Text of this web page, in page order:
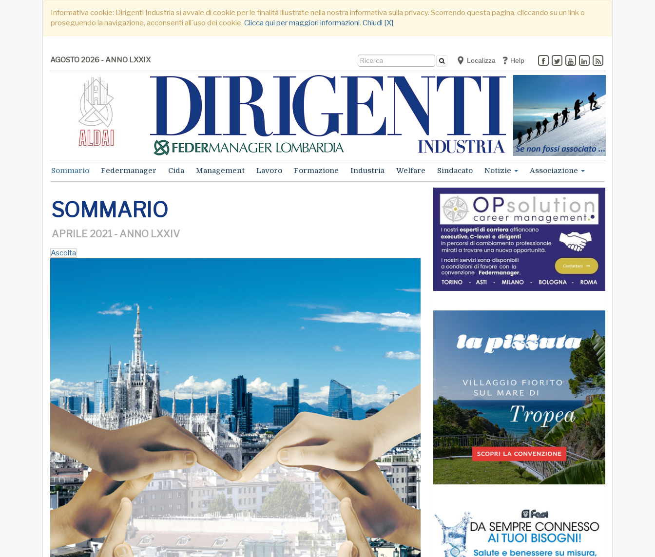
Informativa cookie: Dirigenti Industria si avvale di cookie per le finalità illustrate nella nostra informativa sulla privacy. Scorrendo questa pagina, cliccando su un link o
proseguendo la navigazione, acconsenti all´uso dei cookie. Clicca qui per maggiori informazioni. Chiudi [X]
AGOSTO 2026 - ANNO LXXIX Localizza Help
Sommario Federmanager Cida Management Lavoro Formazione Industria Welfare Sindacato Notizie Associazione
SOMMARIO
APRILE 2021 - ANNO LXXIV
Ascolta